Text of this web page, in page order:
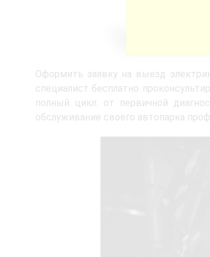
Оформить заявку на выезд
специалист бесплатно
полный цикл: от первичной
обслуживание своего автопарка